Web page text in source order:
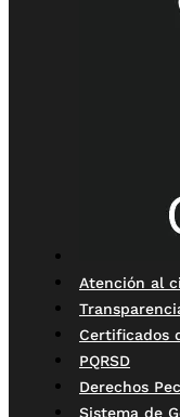
Atención al
Certificados
PQRSD
Derechos
Sistema de